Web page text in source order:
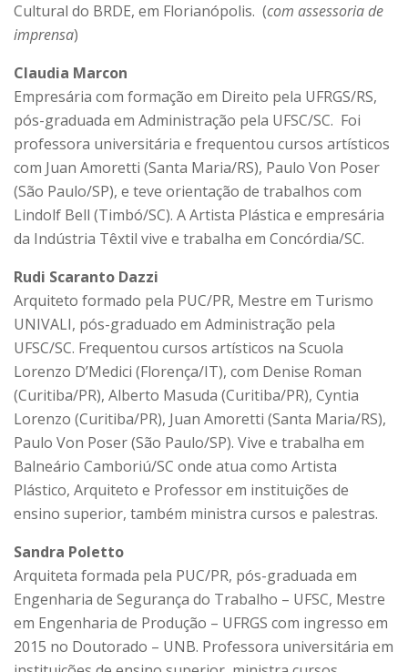
Cultural do BRDE, em Florianópolis. (com assessoria de
imprensa)
Claudia Marcon
Empresária com formação em Direito pela UFRGS/RS,
pós-graduada em Administração pela UFSC/SC. Foi
professora universitária e frequentou cursos artísticos
com Juan Amoretti (Santa Maria/RS), Paulo Von Poser
(São Paulo/SP), e teve orientação de trabalhos com
Lindolf Bell (Timbó/SC). A Artista Plástica e empresária
da Indústria Têxtil vive e trabalha em Concórdia/SC.
Rudi Scaranto Dazzi
Arquiteto formado pela PUC/PR, Mestre em Turismo
UNIVALI, pós-graduado em Administração pela
UFSC/SC. Frequentou cursos artísticos na Scuola
Lorenzo D’Medici (Florença/IT), com Denise Roman
(Curitiba/PR), Alberto Masuda (Curitiba/PR), Cyntia
Lorenzo (Curitiba/PR), Juan Amoretti (Santa Maria/RS),
Paulo Von Poser (São Paulo/SP). Vive e trabalha em
Balneário Camboriú/SC onde atua como Artista
Plástico, Arquiteto e Professor em instituições de
ensino superior, também ministra cursos e palestras.
Sandra Poletto
Arquiteta formada pela PUC/PR, pós-graduada em
Engenharia de Segurança do Trabalho – UFSC, Mestre
em Engenharia de Produção – UFRGS com ingresso em
2015 no Doutorado – UNB. Professora universitária em